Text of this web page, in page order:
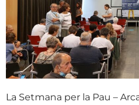
La Setmana per la Pau –